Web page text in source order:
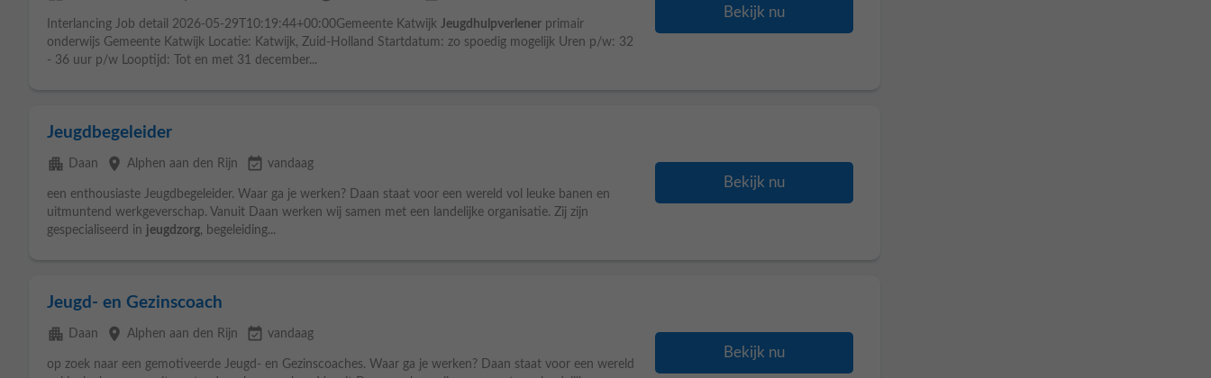
Interlancing Job detail 2026-05-29T10:19:44+00:00Gemeente Katwijk Jeugdhulpverlener primair
onderwijs Gemeente Katwijk Locatie: Katwijk, Zuid-Holland Startdatum: zo spoedig mogelijk Uren p/w: 32
- 36 uur p/w Looptijd: Tot en met 31 december...
Bekijk nu
Jeugdbegeleider
apartment Daan place Alphen aan den Rijn event_available vandaag
een enthousiaste Jeugdbegeleider. Waar ga je werken? Daan staat voor een wereld vol leuke banen en
uitmuntend werkgeverschap. Vanuit Daan werken wij samen met een landelijke organisatie. Zij zijn
gespecialiseerd in jeugdzorg, begeleiding...
Bekijk nu
Jeugd- en Gezinscoach
apartment Daan place Alphen aan den Rijn event_available vandaag
op zoek naar een gemotiveerde Jeugd- en Gezinscoaches. Waar ga je werken? Daan staat voor een wereld
Bekijk nu